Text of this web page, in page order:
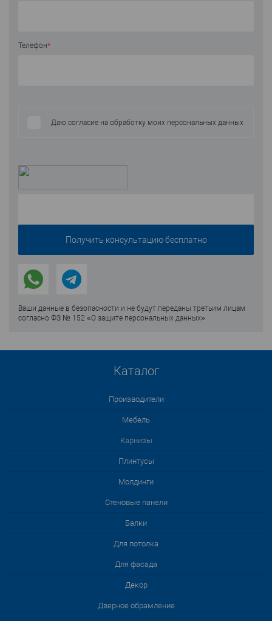
Телефон*
Даю согласие на обработку моих персональных данных
Ваши данные в безопасности и не будут переданы третьим лицам
согласно ФЗ № 152 «О защите персональных данных»
Каталог
Производители
Мебель
Карнизы
Плинтусы
Молдинги
Стеновые панели
Балки
Для потолка
Для фасада
Декор
Дверное обрамление